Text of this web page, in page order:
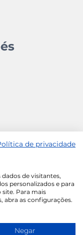
Estatuto Editorial
de privacidade
de visitantes,
personalizados e para
Para mais
abra as configurações.
Negar